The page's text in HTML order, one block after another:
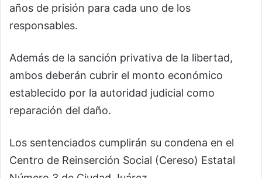
años de prisión para cada uno de los
responsables.
Además de la sanción privativa de la libertad,
ambos deberán cubrir el monto económico
establecido por la autoridad judicial como
reparación del daño.
Los sentenciados cumplirán su condena en el
Centro de Reinserción Social (Cereso) Estatal